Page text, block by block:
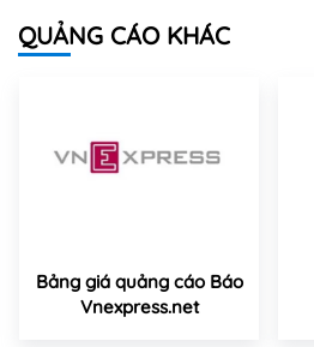
QUẢNG CÁO KHÁC
Bảng giá quảng cáo Báo
Vnexpress.net